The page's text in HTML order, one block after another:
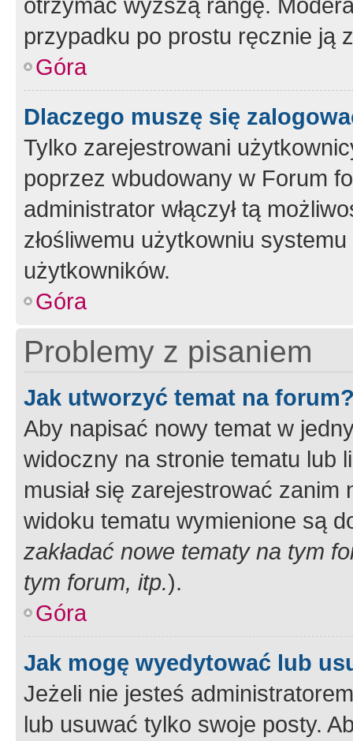
przypadku po prostu ręcznie ją
Góra
Dlaczego muszę się
Tylko zarejestrowani
poprzez wbudowany w Forum
administrator włączył tą
złośliwemu użytkowniu
użytkowników.
Góra
Problemy z pisaniem
Jak utworzyć temat na
Aby napisać nowy temat w
widoczny na stronie tematu lub
musiał się zarejestrować
widoku tematu wymienione są
zakładać nowe tematy na tym
tym forum, itp.).
Góra
Jak mogę wyedytować lub
Jeżeli nie jesteś
lub usuwać tylko swoje posty.